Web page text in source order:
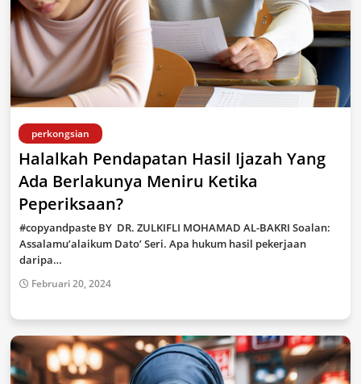
perkongsian
Halalkah Pendapatan Hasil Ijazah Yang
Ada Berlakunya Meniru Ketika
Peperiksaan?
#copyandpaste BY DR. ZULKIFLI MOHAMAD AL-BAKRI Soalan:
Assalamu’alaikum Dato’ Seri. Apa hukum hasil pekerjaan
daripa…
Februari 20, 2024